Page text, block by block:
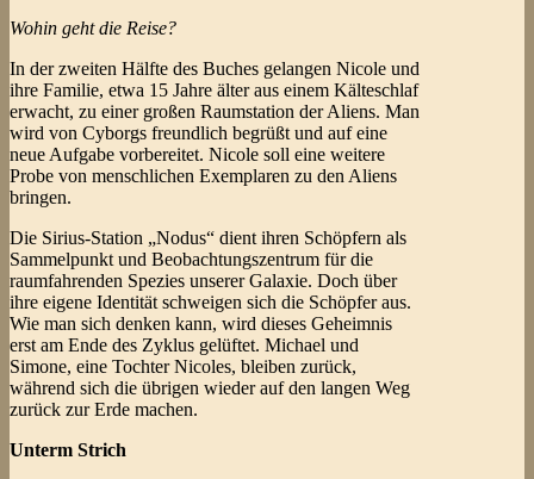
Wohin geht die Reise?
In der zweiten Hälfte des Buches gelangen Nicole und
ihre Familie, etwa 15 Jahre älter aus einem Kälteschlaf
erwacht, zu einer großen Raumstation der Aliens. Man
wird von Cyborgs freundlich begrüßt und auf eine
neue Aufgabe vorbereitet. Nicole soll eine weitere
Probe von menschlichen Exemplaren zu den Aliens
bringen.
Die Sirius-Station „Nodus“ dient ihren Schöpfern als
Sammelpunkt und Beobachtungszentrum für die
raumfahrenden Spezies unserer Galaxie. Doch über
ihre eigene Identität schweigen sich die Schöpfer aus.
Wie man sich denken kann, wird dieses Geheimnis
erst am Ende des Zyklus gelüftet. Michael und
Simone, eine Tochter Nicoles, bleiben zurück,
während sich die übrigen wieder auf den langen Weg
zurück zur Erde machen.
Unterm Strich